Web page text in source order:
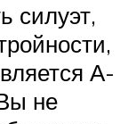
силуэт,
А-
не